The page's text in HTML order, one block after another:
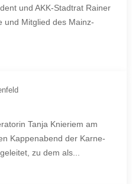
und AKK-Stadtrat Rainer
und Mitglied des Mainz-
Tan­ja Knie­riem am
Kap­pen­a­bend der Kar­ne­
zu dem als...